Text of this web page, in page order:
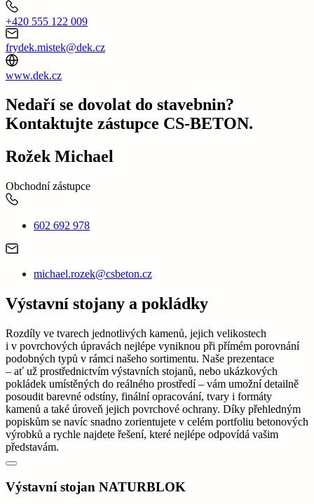
+420 555 122 009
frydek.mistek@dek.cz
www.dek.cz
Nedaří se dovolat do stavebnin?
Kontaktujte zástupce CS-BETON.
Rožek Michael
Obchodní zástupce
602 692 978
michael.rozek@csbeton.cz
Výstavní stojany a pokládky
Rozdíly ve tvarech jednotlivých kamenů, jejich velikostech
i v povrchových úpravách nejlépe vyniknou při přímém porovnání
podobných typů v rámci našeho sortimentu. Naše prezentace
– ať už prostřednictvím výstavních stojanů, nebo ukázkových
pokládek umístěných do reálného prostředí – vám umožní detailně
posoudit barevné odstíny, finální opracování, tvary i formáty
kamenů a také úroveň jejich povrchové ochrany. Díky přehledným
popiskům se navíc snadno zorientujete v celém portfoliu betonových
výrobků a rychle najdete řešení, které nejlépe odpovídá vašim
představám.
Výstavní stojan NATURBLOK